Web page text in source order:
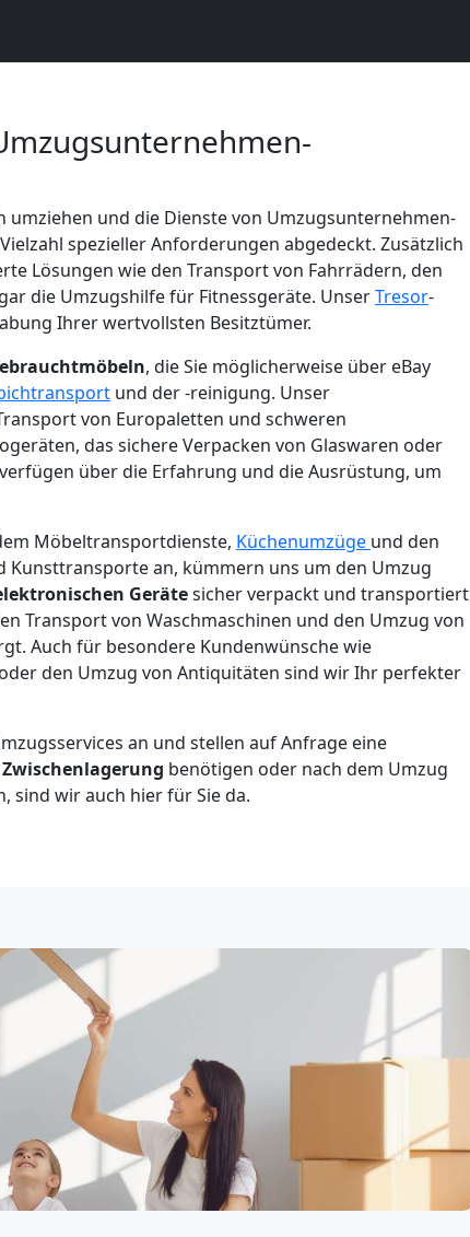
umziehen und die Dienste von Umzugsunternehmen-
spezieller Anforderungen abgedeckt. Zusätzlich
Lösungen wie den Transport von Fahrrädern, den
die Umzugshilfe für Fitnessgeräte. UnserTresor-
Ihrer wertvollsten Besitztümer.
, die Sie möglicherweise über eBay
und der -reinigung. Unser
von Europaletten und schweren
das sichere Verpacken von Glaswaren oder
über die Erfahrung und die Ausrüstung, um
Möbeltransportdienste, Küchenumzüge und den
Kunsttransporte an, kümmern uns um den Umzug
Gerätesicher verpackt und transportiert
Transport von Waschmaschinen und den Umzug von
Auch für besondere Kundenwünsche wie
den Umzug von Antiquitäten sind wir Ihr perfekter
an und stellen auf Anfrage eine
Zwischenlagerung benötigen oder nach dem Umzug
sind wir auch hier für Sie da.